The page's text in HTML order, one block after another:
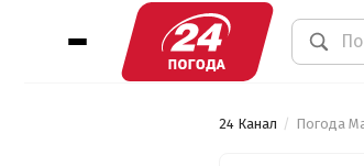
24 Канал Погода